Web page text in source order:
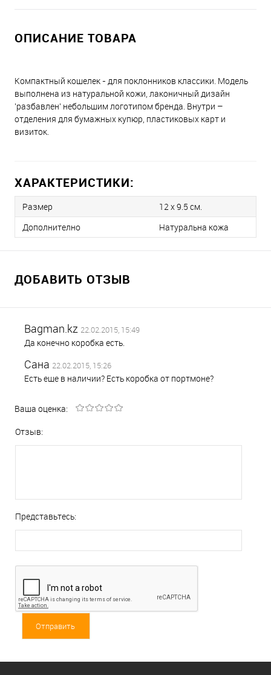
ОПИСАНИЕ ТОВАРА
Компактный кошелек - для поклонников классики. Модель
выполнена из натуральной кожи, лаконичный дизайн
'разбавлен' небольшим логотипом бренда. Внутри –
отделения для бумажных купюр, пластиковых карт и
визиток.
ХАРАКТЕРИСТИКИ:
Размер
12 х 9.5 см.
Дополнително
Натуральна кожа
ДОБАВИТЬ ОТЗЫВ
Bagman.kz 22.02.2015, 15:49
Да конечно коробка есть.
Сана 22.02.2015, 15:26
Есть еще в наличии? Есть коробка от портмоне?
Ваша оценка:
Отзыв:
Представьтесь: